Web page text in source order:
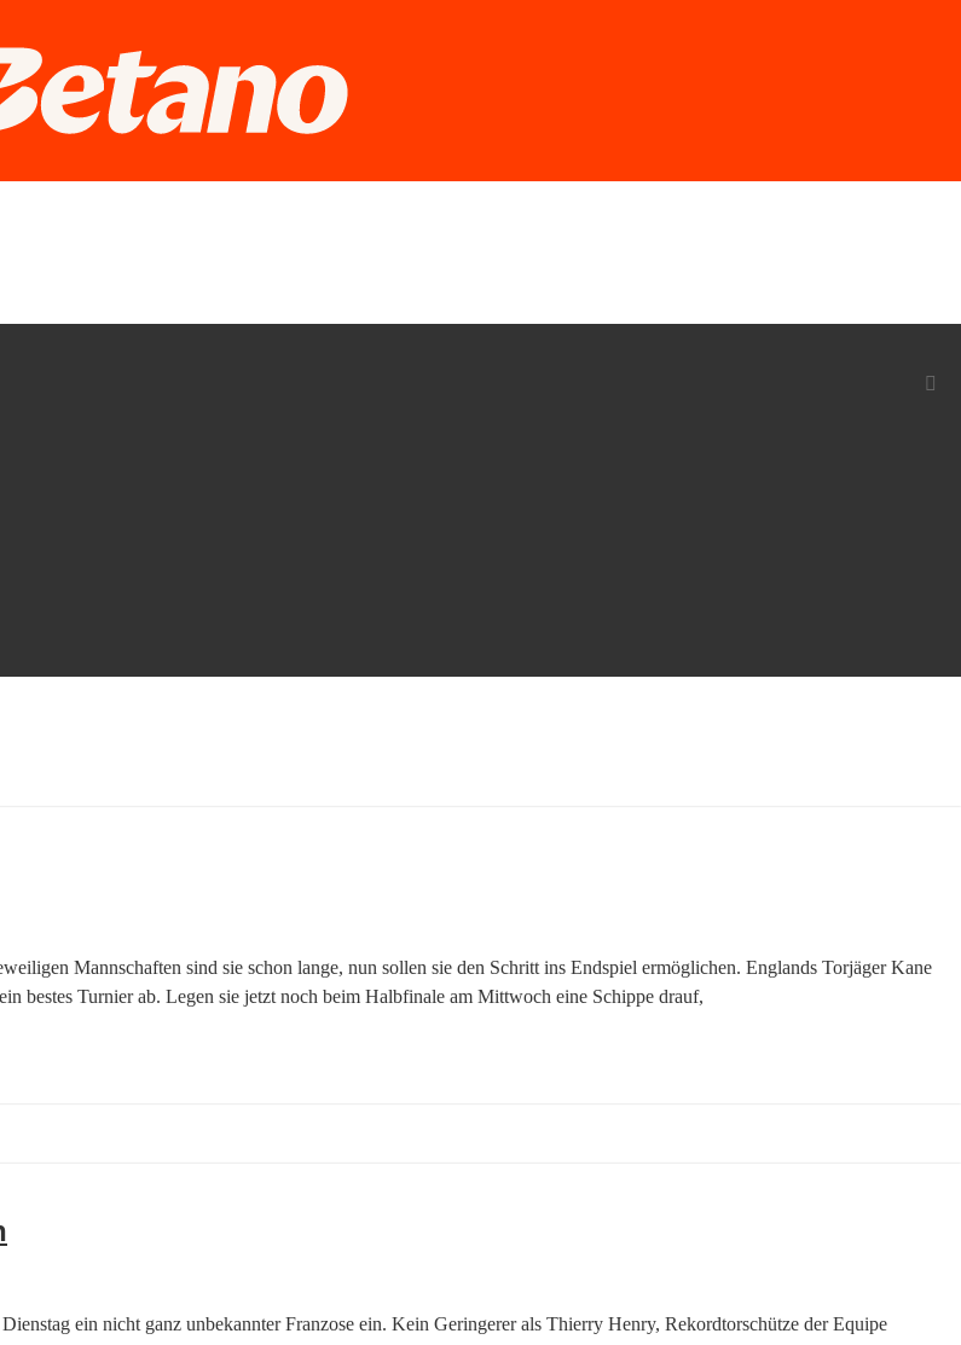
Mannschaften sind sie schon lange, nun sollen sie den Schritt ins Endspiel ermöglichen. Englands Torjäger Kane
bestes Turnier ab. Legen sie jetzt noch beim Halbfinale am Mittwoch eine Schippe drauf,
ein nicht ganz unbekannter Franzose ein. Kein Geringerer als Thierry Henry, Rekordtorschütze der Equipe